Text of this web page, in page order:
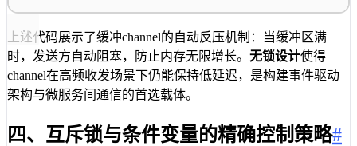
上述代码展示了缓冲channel的自动反压机制：当缓冲区满
时，发送方自动阻塞，防止内存无限增长。 无锁设计使得
channel在高频收发场景下仍能保持低延迟，是构建事件驱动
架构与微服务间通信的首选载体。
四、互斥锁与条件变量的精确控制策略#